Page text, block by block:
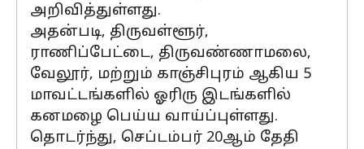
அறிவித்துள்ளது.
அதன்படி, திருவள்ளூர்,
ராணிப்பேட்டை, திருவண்ணாமலை,
வேலூர், மற்றும் காஞ்சிபுரம் ஆகிய 5
மாவட்டங்களில் ஓரிரு இடங்களில்
கனமழை பெய்ய வாய்ப்புள்ளது.
தொடர்ந்து, செப்டம்பர் 20ஆம் தேதி